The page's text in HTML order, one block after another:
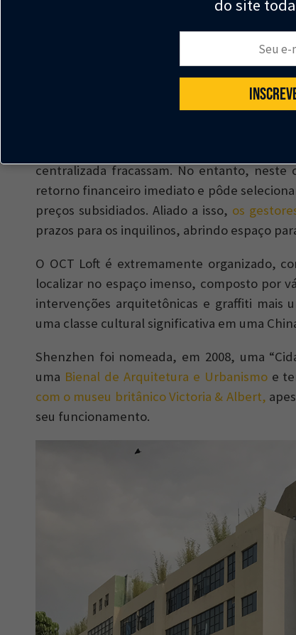
outras zonas culturais mundiais, ou até
, o OCT Loft foi
OCT focado em turismo, imóveis e
centralizada fracassam. No entanto,
retorno financeiro imediato e pôde
preços subsidiados. Aliado a isso, os
prazos para os inquilinos, abrindo espaço
O OCT Loft é extremamente organizado,
localizar no espaço imenso, composto por
intervenções arquitetônicas e graffiti mais
uma classe cultural significativa em uma
Shenzhen foi nomeada, em 2008, uma
uma Bienal de Arquitetura e Urbanismoe
com o museu britânico Victoria & Albert,
seu funcionamento.
do site